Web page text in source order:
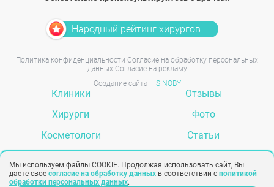
Народный рейтинг хирургов
Политика конфиденциальности Согласие на обработку персональных
данных Согласие на рекламу
Создание сайта – SINOBY
Клиники
Хирурги
Косметологи
Отзывы
Фото
Статьи
Мы используем файлы COOKIE. Продолжая использовать сайт, Вы
даете свое согласие на обработку данных в соответствии с политикой
обработки персональных данных.